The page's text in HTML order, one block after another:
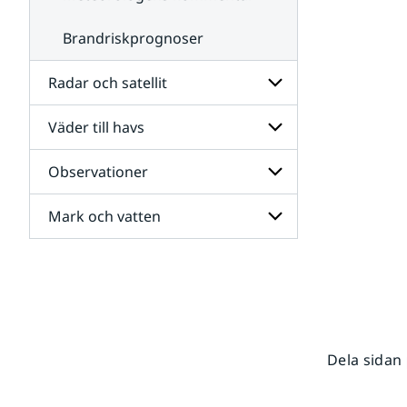
Brandriskprognoser
Radar och satellit
Undersidor
för
Radar
och
satellit
Väder till havs
Undersidor
för
Väder
till
havs
Observationer
Undersidor
för
Mark och vatten
Dela sidan